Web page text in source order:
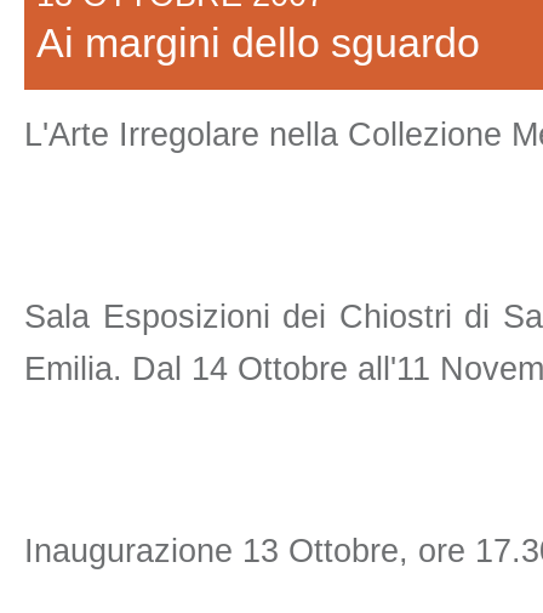
Ai margini dello sguardo
L'Arte Irregolare nella Collezione
Sala Esposizioni dei Chiostri di
Emilia. Dal 14 Ottobre all'11
Inaugurazione 13 Ottobre, ore